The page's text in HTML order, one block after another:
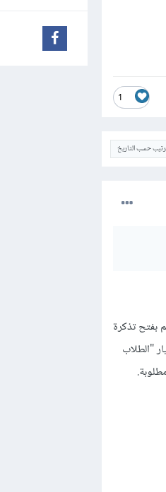
1
حسب التاريخ
بفتح تذكرة
"الطلاب